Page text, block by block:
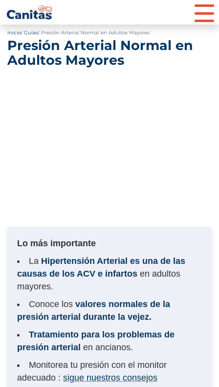
Inicio Guías Presión Arterial Normal en Adultos Mayores
Presión Arterial Normal en
Adultos Mayores
Lo más importante
La Hipertensión Arterial es una de las
causas de los ACV e infartos en adultos
mayores.
Conoce los valores normales de la
presión arterial durante la vejez.
Tratamiento para los problemas de
presión arterial en ancianos.
Monitorea tu presión con el monitor
adecuado : sigue nuestros consejos